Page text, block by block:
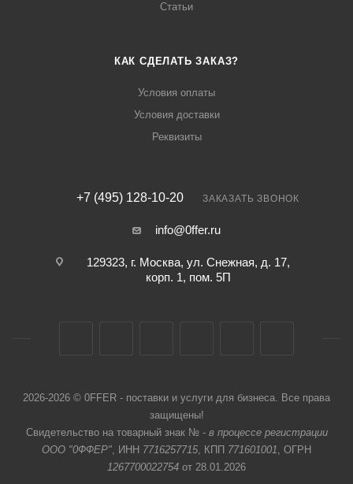
Статьи
КАК СДЕЛАТЬ ЗАКАЗ?
Условия оплаты
Условия доставки
Реквизиты
+7 (495) 128-10-20 ЗАКАЗАТЬ ЗВОНОК
info@0ffer.ru
129323, г. Москва, ул. Снежная, д. 17,
корп. 1, пом. 5П
2026-2026 © 0FFER - поставки и услуги для бизнеса. Все права
защищены!
Свидетельство на товарный знак № - в процессе регистрации
ООО "0ФФЕР", ИНН 7716257715, КПП 771601001, ОГРН
1267700022754 от 28.01.2026